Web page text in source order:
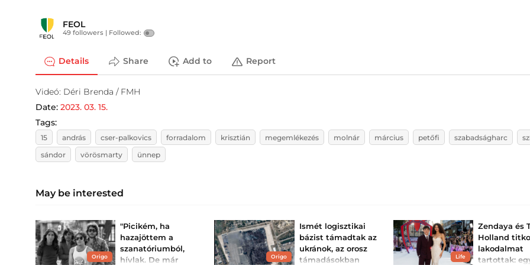
FEOL
49 followers | Followed:
Details Share Add to Report
Videó: Déri Brenda / FMH
Date: 2023. 03. 15.
Tags:
15 andrás cser-palkovics forradalom krisztián megemlékezés molnár március petőfi szabadságharc
sándor
vörösmarty ünnep
May be interested
Origo
"Picikém, ha
hazajöttem a
szanatóriumból,
hívlak. De már
Origo
Ismét logisztikai
bázist támadtak az
ukránok, az orosz
támadásokban
Life
Zendaya és
Holland
lakodalmat
tartottak: